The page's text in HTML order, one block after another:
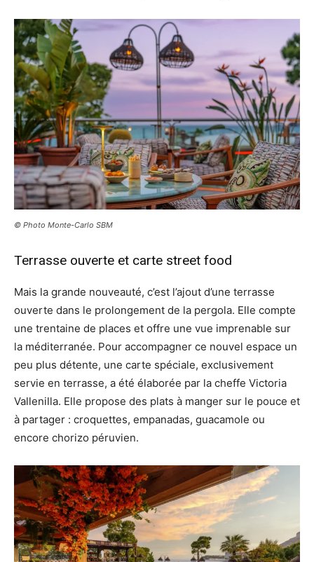
© Photo Monte-Carlo SBM
Terrasse ouverte et carte street food
Mais la grande nouveauté, c’est l’ajout d’une terrasse
ouverte dans le prolongement de la pergola. Elle compte
une trentaine de places et offre une vue imprenable sur
la méditerranée. Pour accompagner ce nouvel espace un
peu plus détente, une carte spéciale, exclusivement
servie en terrasse, a été élaborée par la cheffe Victoria
Vallenilla. Elle propose des plats à manger sur le pouce et
à partager : croquettes, empanadas, guacamole ou
encore chorizo péruvien.